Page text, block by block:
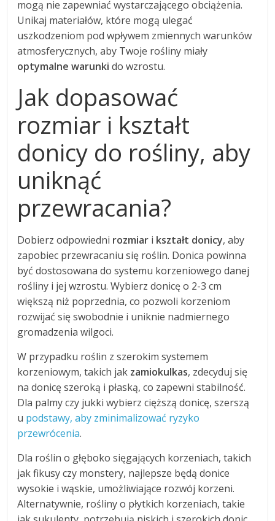
mogą nie zapewniać wystarczającego obciążenia.
Unikaj materiałów, które mogą ulegać
uszkodzeniom pod wpływem zmiennych warunków
atmosferycznych, aby Twoje rośliny miały
optymalne warunki do wzrostu.
Jak dopasować
rozmiar i kształt
donicy do rośliny, aby
uniknąć
przewracania?
Dobierz odpowiedni rozmiar i kształt donicy, aby
zapobiec przewracaniu się roślin. Donica powinna
być dostosowana do systemu korzeniowego danej
rośliny i jej wzrostu. Wybierz donicę o 2-3 cm
większą niż poprzednia, co pozwoli korzeniom
rozwijać się swobodnie i uniknie nadmiernego
gromadzenia wilgoci.
W przypadku roślin z szerokim systemem
korzeniowym, takich jak zamiokulkas, zdecyduj się
na donicę szeroką i płaską, co zapewni stabilność.
Dla palmy czy jukki wybierz cięższą donicę, szerszą
u podstawy, aby zminimalizować ryzyko
przewrócenia.
Dla roślin o głęboko sięgających korzeniach, takich
jak fikusy czy monstery, najlepsze będą donice
wysokie i wąskie, umożliwiające rozwój korzeni.
Alternatywnie, rośliny o płytkich korzeniach, takie